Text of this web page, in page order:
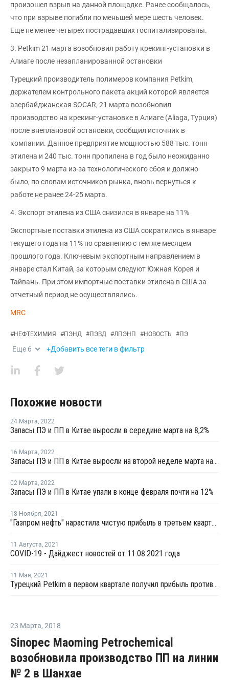
произошел взрыв на данной площадке. Ранее сообщалось,
что при взрыве погибли по меньшей мере шесть человек.
Еще не менее четырех пострадавших госпитализированы.
3. Petkim 21 марта возобновил работу крекинг-установки в
Алиаге после незапланированной остановки
Турецкий производитель полимеров компания Petkim,
держателем контрольного пакета акций которой является
азербайджанская SOCAR, 21 марта возобновил
производство на крекинг-установке в Алиаге (Aliaga, Турция)
после внеплановой остановки, сообщил источник в
компании. Данное предприятие мощностью 588 тыс. тонн
этилена и 240 тыс. тонн пропилена в год было неожиданно
закрыто 9 марта из-за технологического сбоя и должно
было, по словам источников рынка, вновь вернуться к
работе не ранее 24-25 марта.
4. Экспорт этилена из США снизился в январе на 11%
Экспортные поставки этилена из США сократились в январе
текущего года на 11% по сравнению с тем же месяцем
прошлого года. Ключевым экспортным направлением в
январе стал Китай, за которым следуют Южная Корея и
Тайвань. При этом импортные поставки этилена в США за
отчетный период не осуществлялись.
MRC
#НЕФТЕХИМИЯ #ПЭНД #ПЭВД #ЛПЭНП #НОВОСТЬ #ПЭ
Еще 6 +Добавить все теги в фильтр
Похожие новости
24 Марта, 2022
Запасы ПЭ и ПП в Китае выросли в середине марта на 8,2%
16 Марта, 2022
Запасы ПЭ и ПП в Китае выросли на второй неделе марта на 3,4%
02 Марта, 2022
Запасы ПЭ и ПП в Китае упали в конце февраля почти на 12%
18 Ноября, 2021
"Газпром нефть" нарастила чистую прибыль в третьем квартале на 5%
11 Августа, 2021
COVID-19 - Дайджест новостей от 11.08.2021 года
11 Мая, 2021
Турецкий Petkim в первом квартале получил прибыль против убытка в прошлом году
23 Марта, 2018
Sinopec Maoming Petrochemical
возобновила производство ПП на линии
№ 2 в Шанхае